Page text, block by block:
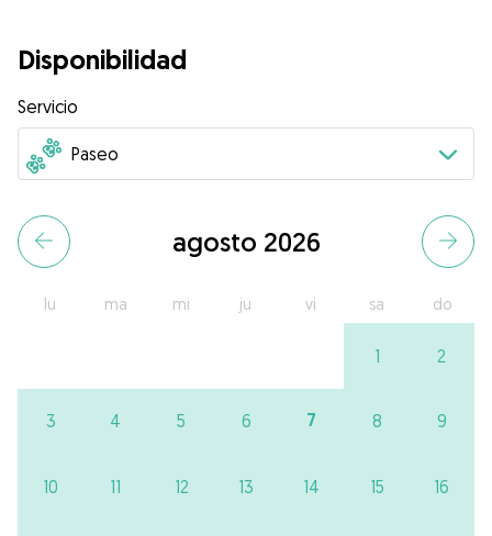
Disponibilidad
Servicio
agosto 2026
lu ma mi ju vi sa do
1 2
3 4 5 6 7 8 9
10 11 12 13 14 15 16